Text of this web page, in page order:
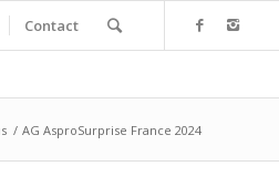
Contact
/ AG AsproSurprise France 2024